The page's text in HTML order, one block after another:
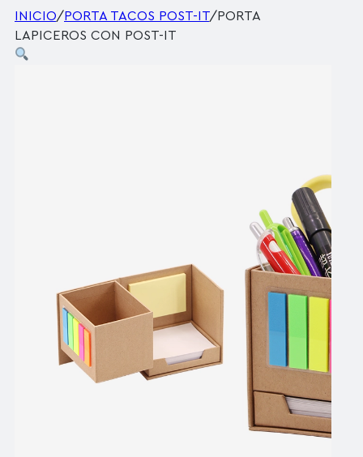
INICIO/ PORTA TACOS POST-IT/ PORTA
LAPICEROS CON POST-IT